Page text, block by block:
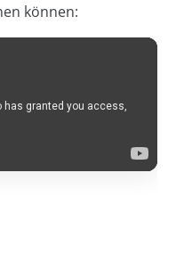
können: